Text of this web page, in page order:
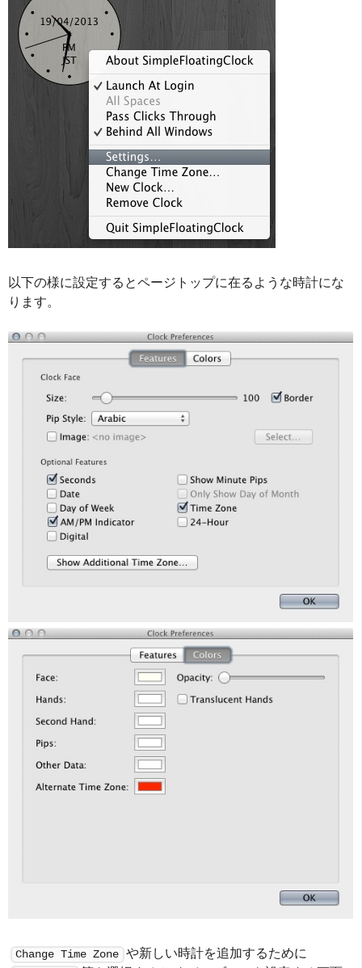
以下の様に設定するとページトップに在るような時計にな
ります。
Change Time Zone や新しい時計を追加するために